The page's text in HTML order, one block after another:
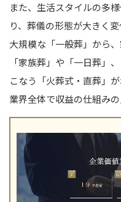
また、生活スタイルの多
り、葬儀の形態が大きく
大規模な「一般葬」から
「家族葬」や「一日葬」
こなう「火葬式・直葬」
業界全体で収益の仕組み